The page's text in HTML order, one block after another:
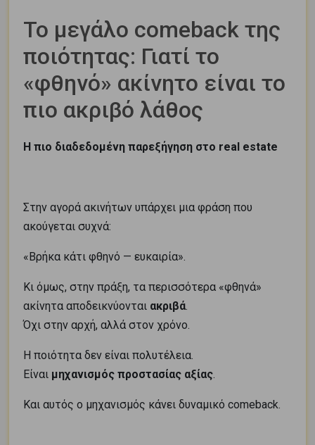
Το μεγάλο comeback της
ποιότητας: Γιατί το
«φθηνό» ακίνητο είναι το
πιο ακριβό λάθος
Η πιο διαδεδομένη παρεξήγηση στο real estate
Στην αγορά ακινήτων υπάρχει μια φράση που
ακούγεται συχνά:
«Βρήκα κάτι φθηνό — ευκαιρία».
Κι όμως, στην πράξη, τα περισσότερα «φθηνά»
ακίνητα αποδεικνύονται ακριβά.
Όχι στην αρχή, αλλά στον χρόνο.
Η ποιότητα δεν είναι πολυτέλεια.
Είναι μηχανισμός προστασίας αξίας.
Και αυτός ο μηχανισμός κάνει δυναμικό comeback.